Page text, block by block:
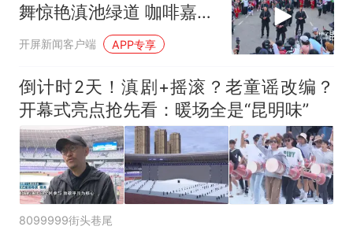
舞惊艳滇池绿道 咖啡嘉年
华再添民族风采
开屏新闻客户端 APP专享
倒计时2天！滇剧+摇滚？老童谣改编？
开幕式亮点抢先看：暖场全是“昆明味”
8099999街头巷尾